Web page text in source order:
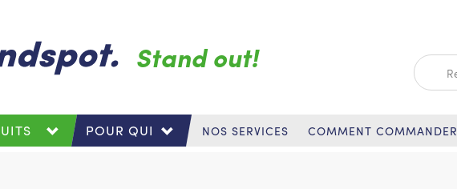
Stand out! Search
POUR QUI NOS SERVICES COMMENT COMMANDER